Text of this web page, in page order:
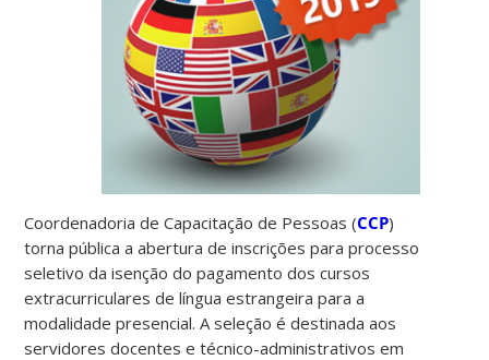
Coordenadoria de Capacitação de Pessoas (CCP)
torna pública a abertura de inscrições para processo
seletivo da isenção do pagamento dos cursos
extracurriculares de língua estrangeira para a
modalidade presencial. A seleção é destinada aos
servidores docentes e técnico-administrativos em